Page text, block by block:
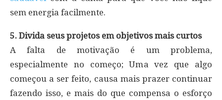
sem energia facilmente.
5. Divida seus projetos em objetivos mais curtos
A falta de motivação é um problema,
especialmente no começo; Uma vez que algo
começou a ser feito, causa mais prazer continuar
fazendo isso, e mais do que compensa o esforço